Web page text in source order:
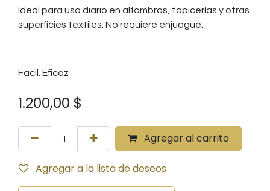
Ideal para uso diario en alfombras, tapicerías y otras
superficies textiles. No requiere enjuague.
Fácil. Eficaz
1.200,00 $
Agregar al carrito
Agregar a la lista de deseos